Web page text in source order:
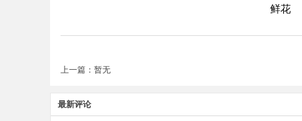
鲜花
上一篇：暂无
最新评论